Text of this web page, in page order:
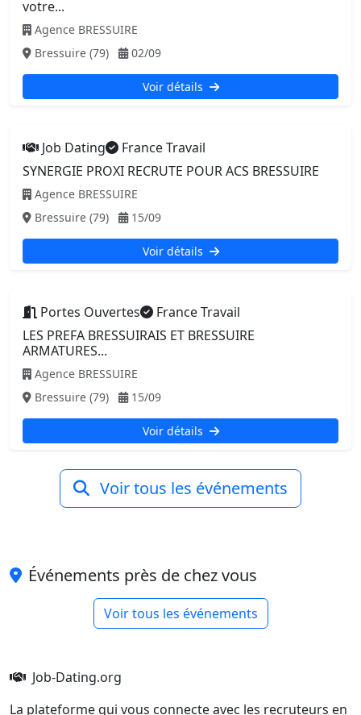
votre...
Agence BRESSUIRE
Bressuire (79)
02/09
Voir détails
Job Dating
France Travail
SYNERGIE PROXI RECRUTE POUR ACS BRESSUIRE
Agence BRESSUIRE
Bressuire (79)
15/09
Voir détails
Portes Ouvertes
France Travail
LES PREFA BRESSUIRAIS ET BRESSUIRE
ARMATURES...
Agence BRESSUIRE
Bressuire (79)
15/09
Voir détails
Voir tous les événements
Événements près de chez vous
Voir tous les événements
Job-Dating.org
La plateforme qui vous connecte avec les recruteurs en